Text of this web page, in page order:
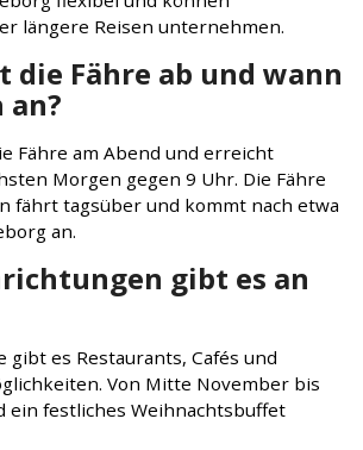
längere Reisen unternehmen.
die Fähre ab und wann
an?
Fähre am Abend und erreicht
Morgen gegen 9 Uhr. Die Fähre
fährt tagsüber und kommt nach etwa
an.
gibt es an
gibt es Restaurants, Cafés und
Von Mitte November bis
ein festliches Weihnachtsbuffet